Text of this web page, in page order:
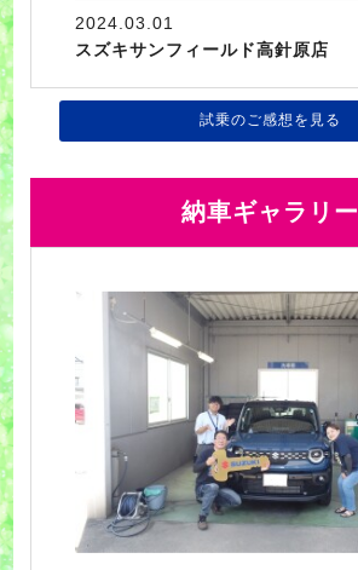
2024.03.01
スズキサンフィールド高針原店
試乗のご感想を見る
納車ギャラリー